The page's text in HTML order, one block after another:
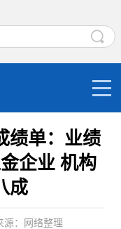
绩单：业绩
企业 机构
成
源：网络整理